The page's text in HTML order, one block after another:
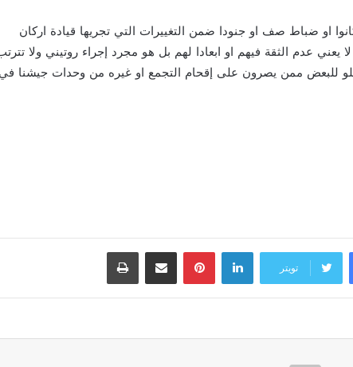
او ضباط صف او جنودا ضمن التغييرات التي تجريها قيادة اركان
عدم الثقة فيهم او ابعادا لهم بل هو مجرد إجراء روتيني ولا
للبعض ممن يصرون على إقحام التجمع او غيره من وحدات جيشنا في
تويتر
لينكدإن بينتيريستمشاركة عبر البريد طباعة